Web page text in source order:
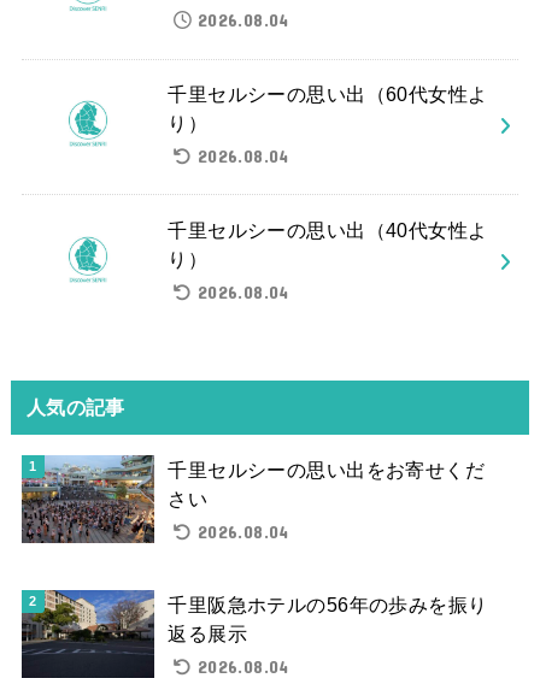
2026.08.04
千里セルシーの思い出（60代女性よ
り）
2026.08.04
千里セルシーの思い出（40代女性よ
り）
2026.08.04
人気の記事
千里セルシーの思い出をお寄せくだ
さい
2026.08.04
千里阪急ホテルの56年の歩みを振り
返る展示
2026.08.04